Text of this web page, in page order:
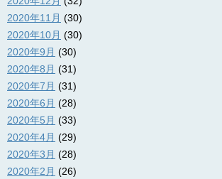
2020年11月 (30)
2020年10月 (30)
2020年9月 (30)
2020年8月 (31)
2020年7月 (31)
2020年6月 (28)
2020年5月 (33)
2020年4月 (29)
2020年3月 (28)
2020年2月 (26)